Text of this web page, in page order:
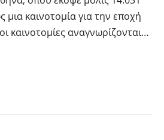
μια καινοτομία για την εποχή
καινοτομίες αναγνωρίζονται…